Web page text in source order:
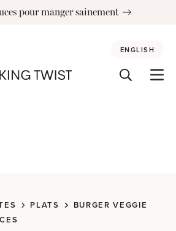
pour manger sainement
ENGLISH
PLATS
BURGER VEGGIE